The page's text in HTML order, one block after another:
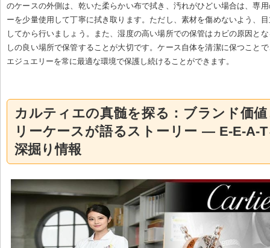
のケースの外側は、乾いた柔らかい布で拭き、汚れがひどい場合は、専
ーを少量使用して丁寧に拭き取ります。ただし、素材を傷めないよう、
してから行いましょう。また、湿度の高い場所での保管はカビの原因と
しの良い場所で保管することが大切です。ケース自体を清潔に保つこと
エジュエリーを常に最適な環境で保護し続けることができます。
カルティエの真髄を探る：ブランド価
リーケースが語るストーリー — E-E-A-
深掘り情報